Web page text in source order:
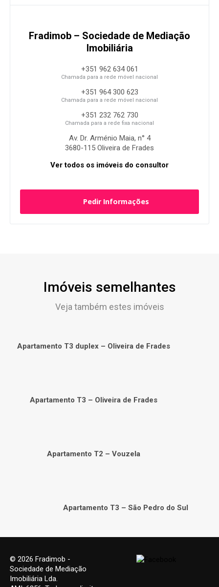
Fradimob – Sociedade de Mediação
Imobiliária
+351 962 634 061
Chamada para a rede móvel nacional
+351 964 300 623
Chamada para a rede móvel nacional
+351 232 762 730
Chamada para a rede fixa nacional
Av. Dr. Arménio Maia, n° 4
3680-115 Oliveira de Frades
Ver todos os imóveis do consultor
Pedir Informações
Imóveis semelhantes
Veja também estes imóveis
Apartamento T3 duplex – Oliveira de Frades
Apartamento T3 – Oliveira de Frades
Apartamento T2 – Vouzela
Apartamento T3 – São Pedro do Sul
© 2026 Fradimob -
Sociedade de Mediação
Imobiliária Lda.